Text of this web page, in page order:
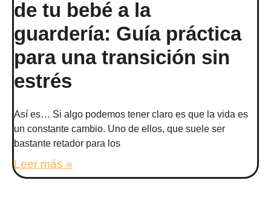
de tu bebé a la
guardería: Guía práctica
para una transición sin
estrés
Así es… Si algo podemos tener claro es que la vida es
un constante cambio. Uno de ellos, que suele ser
bastante retador para los
Leer más »